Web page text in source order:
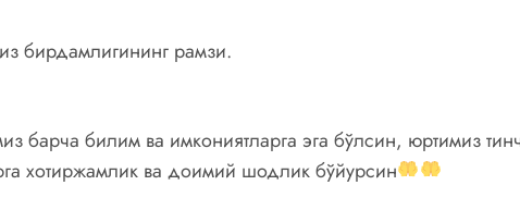
бирдамлигининг рамзи.
билим ва имкониятларга эга бўлсин, юртимиз
хотиржамлик ва доимий шодлик бўйурсин